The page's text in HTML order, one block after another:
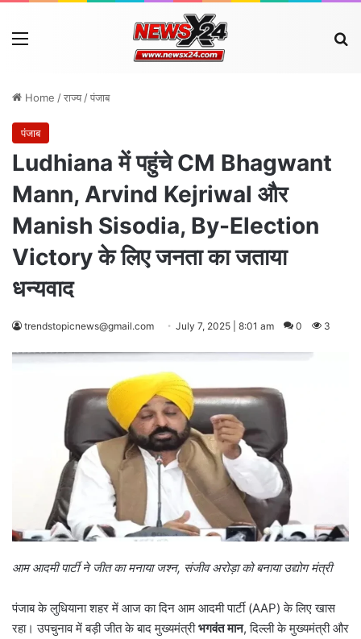
Menu
Home /राज्य /पंजाब
पंजाब
Ludhiana में पहुंचे CM Bhagwant
Mann, Arvind Kejriwal और
Manish Sisodia, By-Election
Victory के लिए जनता का जताया
धन्यवाद
trendstopicnews@gmail.com July 7, 2025 | 8:01 am 0 3
आम आदमी पार्टी ने जीत का मनाया जश्न, संजीव अरोड़ा को बनाया उद्योग मंत्री
पंजाब के लुधियाना शहर में आज का दिन आम आदमी पार्टी (AAP) के लिए खास
रहा। उपचुनाव में बड़ी जीत के बाद मुख्यमंत्रीभगवंत मान, दिल्ली के मुख्यमंत्री और